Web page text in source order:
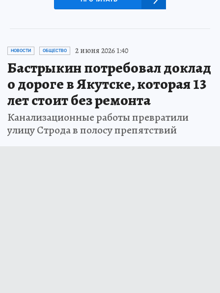
НОВОСТИ ОБЩЕСТВО 2 июня 2026 1:40
Бастрыкин потребовал доклад
о дороге в Якутске, которая 13
лет стоит без ремонта
Канализационные работы превратили
улицу Строда в полосу препятствий